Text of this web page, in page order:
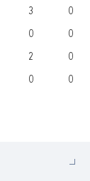
3 0
0 0
2 0
0 0